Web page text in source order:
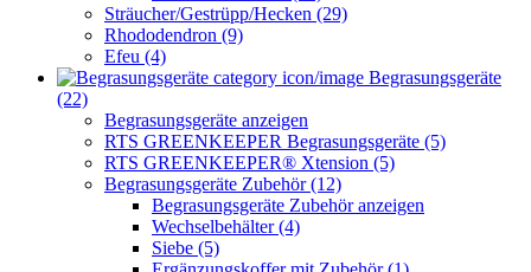
Sträucher/Gestrüpp/Hecken (29)
Rhododendron (9)
Efeu (4)
Begrasungsgeräte
(22)
Begrasungsgeräte anzeigen
RTS GREENKEEPER Begrasungsgeräte (5)
RTS GREENKEEPER® Xtension (5)
Begrasungsgeräte Zubehör (12)
Begrasungsgeräte Zubehör anzeigen
Wechselbehälter (4)
Siebe (5)